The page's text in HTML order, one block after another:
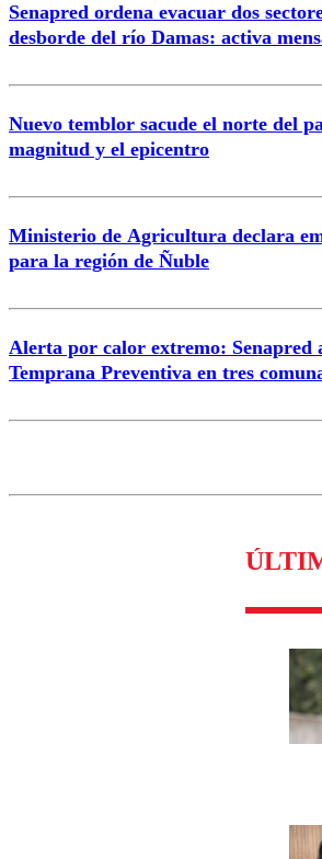
Correo
Senapred ordena evacuar dos
desborde del río Damas: activa
Nuevo temblor sacude el norte del
magnitud y el epicentro
Ministerio de Agricultura declara
para la región de Ñuble
Alerta por calor extremo: Senapred
Temprana Preventiva en tres